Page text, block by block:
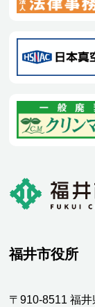
福井市役所
〒910-8511 福